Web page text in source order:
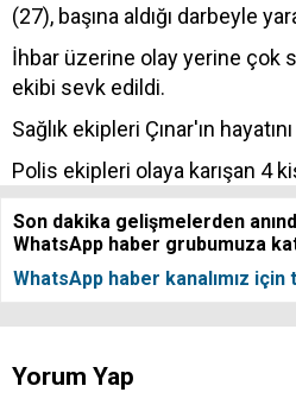
(27), başına aldığı darbeyle
İhbar üzerine olay yerine çok
ekibi sevk edildi.
Sağlık ekipleri Çınar'ın
Polis ekipleri olaya karışan 4
Son dakika gelişmelerden
WhatsApp haber grubumuza
WhatsApp haber kanalımız için
Yorum Yap